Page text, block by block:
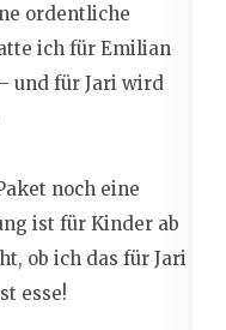
ordentliche
ich für Emilian
und für Jari wird
noch eine
ist für Kinder ab
ob ich das für Jari
esse!